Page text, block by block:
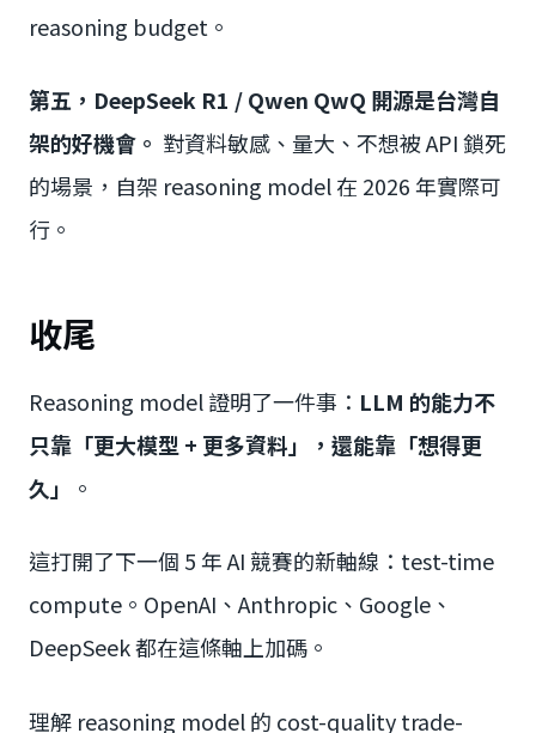
reasoning budget。
第五，DeepSeek R1 / Qwen QwQ 開源是台灣自
架的好機會。 對資料敏感、量大、不想被 API 鎖死
的場景，自架 reasoning model 在 2026 年實際可
行。
收尾
Reasoning model 證明了一件事： LLM 的能力不
只靠「更大模型 + 更多資料」，還能靠「想得更
久」
。
這打開了下一個 5 年 AI 競賽的新軸線：test-time
compute。OpenAI、Anthropic、Google、
DeepSeek 都在這條軸上加碼。
理解 reasoning model 的 cost-quality trade-